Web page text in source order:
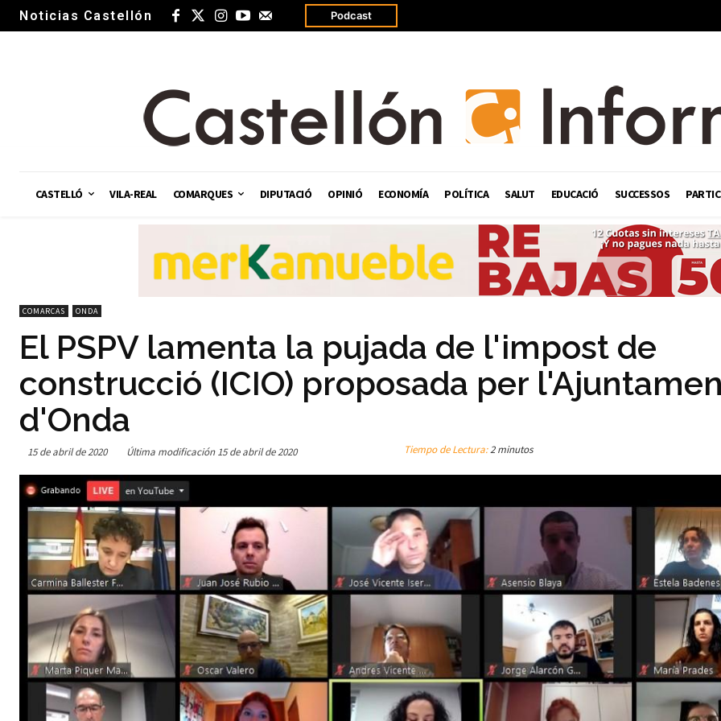
Noticias Castellón Podcast
CASTELLÓ VILA-REAL COMARQUES DIPUTACIÓ OPINIÓ ECONOMÍA POLÍTICA SALUT EDUCACIÓ SUCCESSOS
COMARCAS ONDA
El PSPV lamenta la pujada de l'impost de
construcció (ICIO) proposada per
d'Onda
15 de abril de 2020 Última modificación 15 de abril de 2020 Tiempo de Lectura:2 minutos